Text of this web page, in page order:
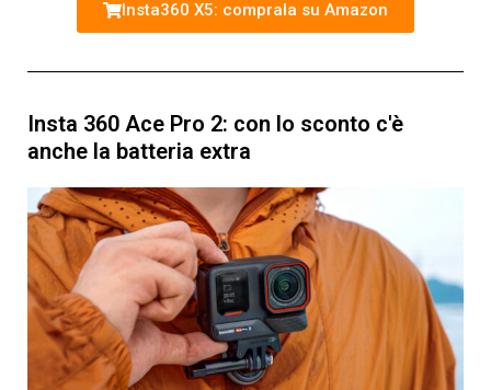
Insta360 X5: comprala su Amazon
Insta 360 Ace Pro 2: con lo sconto c'è
anche la batteria extra